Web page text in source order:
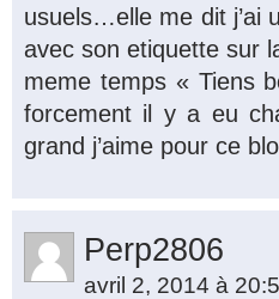
usuels…elle me dit j’ai
avec son etiquette sur
meme temps « Tiens
forcement il y a eu
grand j’aime pour ce
Perp2806
avril 2, 2014 à